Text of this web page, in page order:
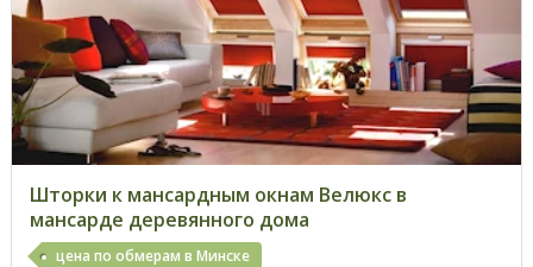
Шторки к мансардным окнам Велюкс в
мансарде деревянного дома
цена по обмерам в Минске